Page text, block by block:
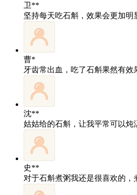
卫**
坚持每天吃石斛，效果会更加明
曹*
牙齿常出血，吃了石斛果然有效
沈**
姑姑给的石斛，让我平常可以炖
史**
对于石斛煮粥我还是很喜欢的，